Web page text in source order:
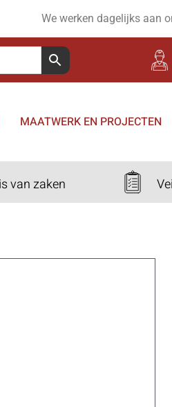
We werken dagelijks aan
MAATWERK EN PROJECTEN
van zaken